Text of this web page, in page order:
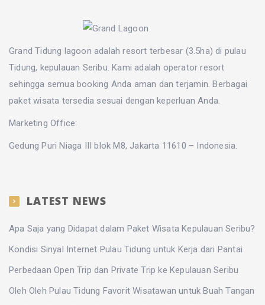
Grand Tidung lagoon adalah resort terbesar (3.5ha) di pulau
Tidung, kepulauan Seribu. Kami adalah operator resort
sehingga semua booking Anda aman dan terjamin. Berbagai
paket wisata tersedia sesuai dengan keperluan Anda.
Marketing Office:
Gedung Puri Niaga III blok M8, Jakarta 11610 – Indonesia.
LATEST NEWS
Apa Saja yang Didapat dalam Paket Wisata Kepulauan Seribu?
Kondisi Sinyal Internet Pulau Tidung untuk Kerja dari Pantai
Perbedaan Open Trip dan Private Trip ke Kepulauan Seribu
Oleh Oleh Pulau Tidung Favorit Wisatawan untuk Buah Tangan